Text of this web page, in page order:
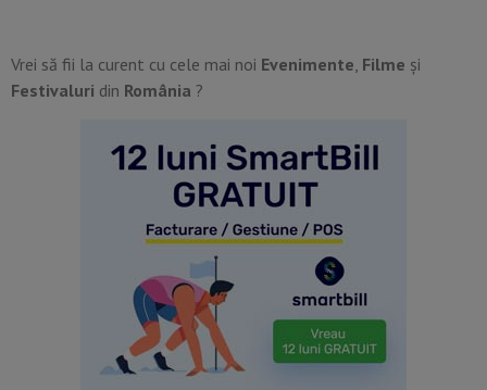
Vrei să fii la curent cu cele mai noi Evenimente, Filme și
Festivaluri din România ?